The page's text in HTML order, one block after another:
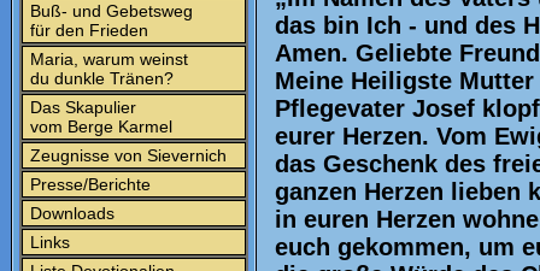
Buß- und Gebetsweg
für den Frieden
Maria, warum weinst
du dunkle Tränen?
Das Skapulier
vom Berge Karmel
Zeugnisse von Sievernich
Presse/Berichte
Downloads
Links
das bin Ich - und des
Amen. Geliebte
Meine Heiligste
Pflegevater Josef
eurer Herzen. Vom
das Geschenk des
ganzen Herzen lieben
in euren Herzen
euch gekommen, um